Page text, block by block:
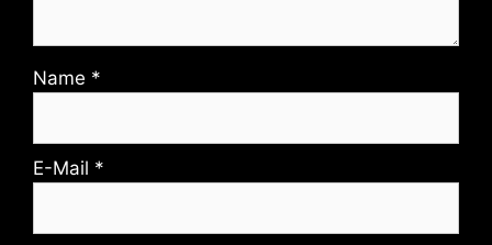
Name *
E-Mail *